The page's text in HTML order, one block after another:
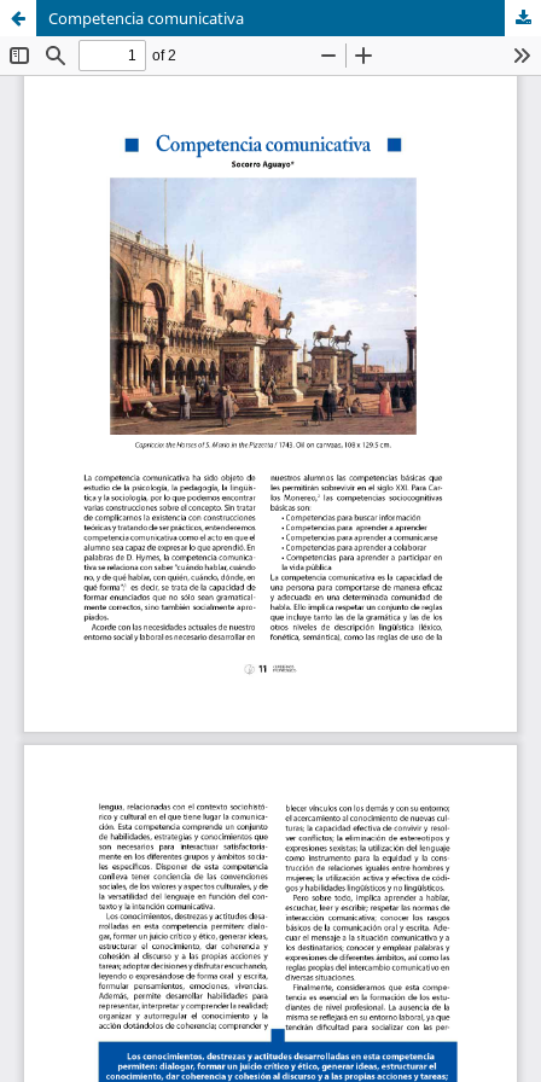
Competencia comunicativa